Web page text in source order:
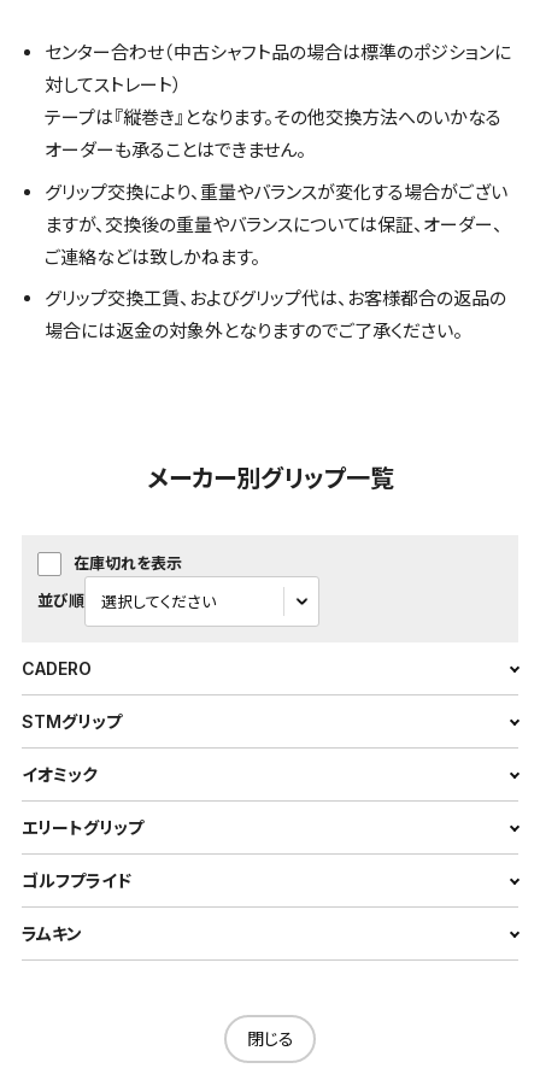
センター合わせ（中古シャフト品の場合は標準のポジションに
対してストレート）
テープは『縦巻き』となります。その他交換方法へのいかなる
オーダーも承ることはできません。
グリップ交換により、重量やバランスが変化する場合がござい
ますが、交換後の重量やバランスについては保証、オーダー、
ご連絡などは致しかねます。
グリップ交換工賃、およびグリップ代は、お客様都合の返品の
場合には返金の対象外となりますのでご了承ください。
メーカー別グリップ一覧
在庫切れを表示
並び順
CADERO
STMグリップ
イオミック
エリートグリップ
ゴルフプライド
ラムキン
閉じる